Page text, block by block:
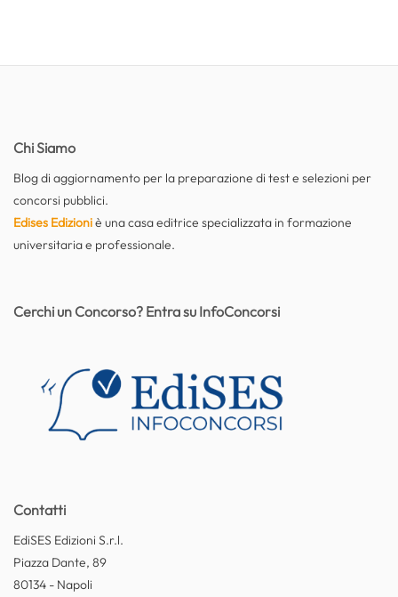
Chi Siamo
Blog di aggiornamento per la preparazione di test e selezioni per
concorsi pubblici.
Edises Edizioniè una casa editrice specializzata in formazione
universitaria e professionale.
Contatti
EdiSES Edizioni S.r.l.
Piazza Dante, 89
80134 - Napoli
Cerchi un Concorso? Entra su InfoConcorsi